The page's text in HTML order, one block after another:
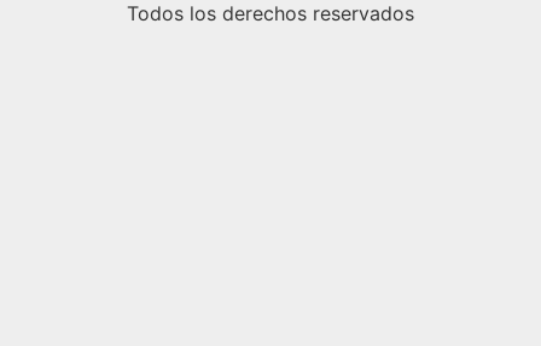
Todos los derechos reservados